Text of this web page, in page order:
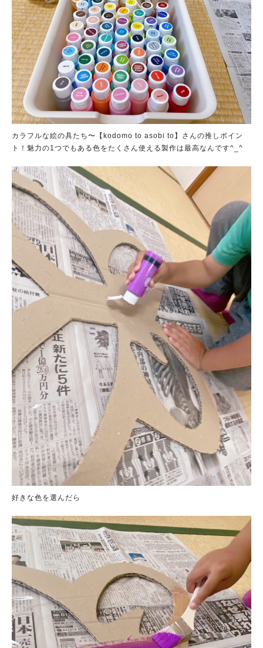
カラフルな絵の具たち〜【kodomo to asobi to】さんの推しポイン
ト！魅力の1つでもある色をたくさん使える製作は最高なんです^_^
好きな色を選んだら